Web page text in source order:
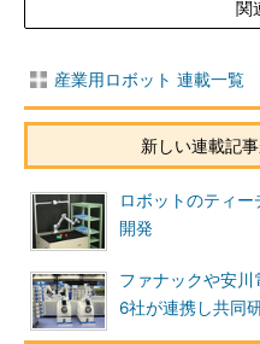
関
産業用ロボット 連載一覧
新しい連載記
ロボットのティ
開発
ファナックや安
6社が連携し共同